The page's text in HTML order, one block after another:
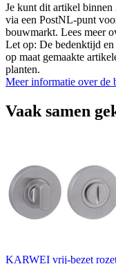
Je kunt dit artikel binnen
via een PostNL-punt
bouwmarkt. Lees meer
Let op: De bedenktijd
op maat gemaakte
planten.
Meer informatie over de
Vaak samen
KARWEI vrij-bezet